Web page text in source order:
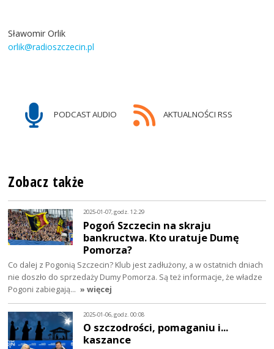
Sławomir Orlik
orlik@radioszczecin.pl
PODCAST AUDIO AKTUALNOŚCI RSS
Zobacz także
2025-01-07, godz. 12:29
Pogoń Szczecin na skraju
bankructwa. Kto uratuje Dumę
Pomorza?
Co dalej z Pogonią Szczecin? Klub jest zadłużony, a w ostatnich dniach
nie doszło do sprzedaży Dumy Pomorza. Są też informacje, że władze
Pogoni zabiegają… » więcej
2025-01-06, godz. 00:08
O szczodrości, pomaganiu i...
kaszance